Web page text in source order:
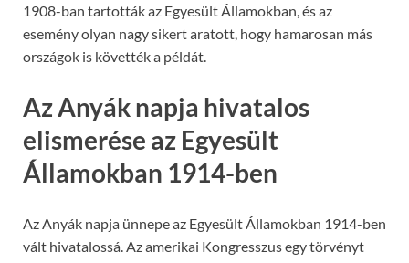
1908-ban tartották az Egyesült Államokban, és az
esemény olyan nagy sikert aratott, hogy hamarosan más
országok is követték a példát.
Az Anyák napja hivatalos
elismerése az Egyesült
Államokban 1914-ben
Az Anyák napja ünnepe az Egyesült Államokban 1914-ben
vált hivatalossá. Az amerikai Kongresszus egy törvényt